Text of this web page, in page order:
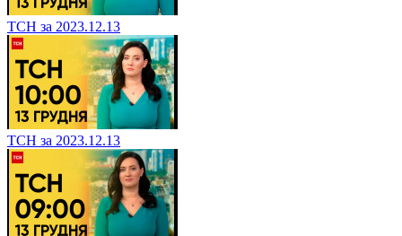
ТСН за 2023.12.13
ТСН за 2023.12.13